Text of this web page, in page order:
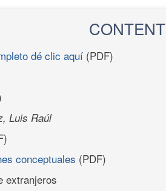
CONTENT
dé clic aquí (PDF)
Luis Raúl
conceptuales (PDF)
extranjeros